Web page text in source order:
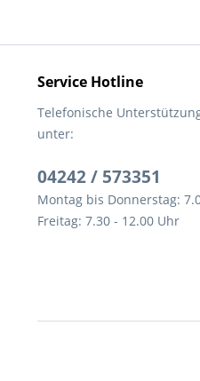
Service Hotline
Telefonische
unter:
04242 / 573351
Montag bis Donnerstag:
Freitag: 7.30 - 12.00 Uhr